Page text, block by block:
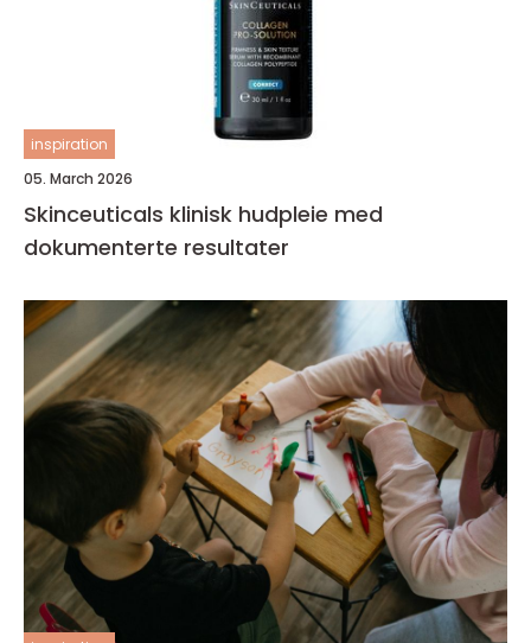
inspiration
05. March 2026
Skinceuticals klinisk hudpleie med
dokumenterte resultater